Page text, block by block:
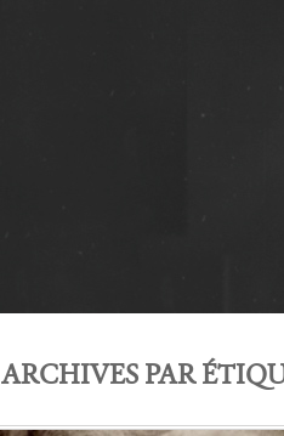
ARCHIVES PAR